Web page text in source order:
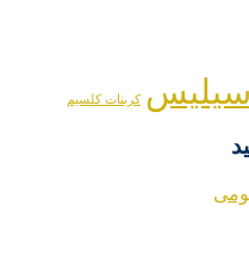
سیلیس کربنات کلسیم